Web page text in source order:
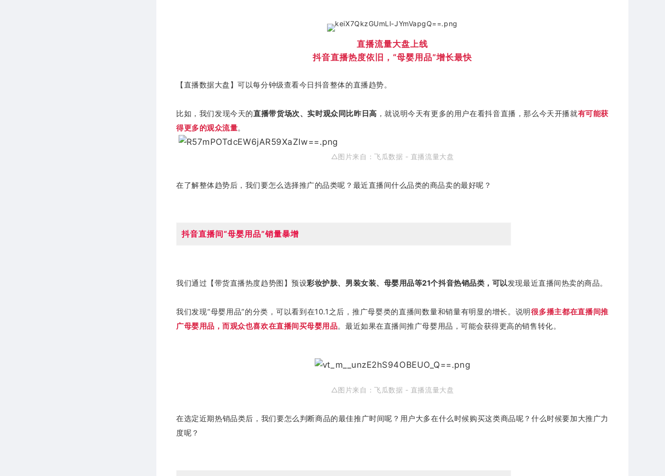
直播流量大盘上线
抖音直播热度依旧，“母婴用品”增长最快
【直播数据大盘】可以每分钟级查看今日抖音整体的直播趋势。
比如，我们发现今天的直播带货场次、实时观众同比昨日高 ，就说明今天有更多的用户在看抖音直播，那么今天开播就有可能获
得更多的观众流量。
△图片来自：飞瓜数据 - 直播流量大盘
在了解整体趋势后，我们要怎么选择推广的品类呢？最近直播间什么品类的商品卖的最好呢？
抖音直播间“母婴用品”销量暴增
我们通过【带货直播热度趋势图】预设彩妆护肤、男装女装、母婴用品等21个抖音热销品类，可以发现最近直播间热卖的商品。
我们发现“母婴用品”的分类，可以看到在10.1之后，推广母婴类的直播间数量和销量有明显的增长。 说明很多播主都在直播间推
广母婴用品，而观众也喜欢在直播间买母婴用品。最近如果在直播间推广母婴用品，可能会获得更高的销售转化。
△图片来自：飞瓜数据 - 直播流量大盘
在选定近期热销品类后，我们要怎么判断商品的最佳推广时间呢？ 用户大多在什么时候购买这类商品呢？ 什么时候要加大推广力
度呢？